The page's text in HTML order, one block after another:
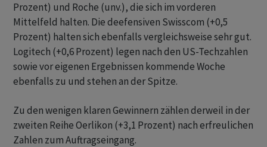
Prozent) und Roche (unv.), die sich im vorderen
Mittelfeld halten. Die deefensiven Swisscom (+0,5
Prozent) halten sich ebenfalls vergleichsweise sehr gut.
Logitech (+0,6 Prozent) legen nach den US-Techzahlen
sowie vor eigenen Ergebnissen kommende Woche
ebenfalls zu und stehen an der Spitze.
Zu den wenigen klaren Gewinnern zählen derweil in der
zweiten Reihe Oerlikon (+3,1 Prozent) nach erfreulichen
Zahlen zum Auftragseingang.